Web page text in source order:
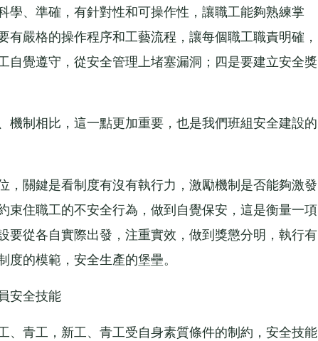
、準確，有針對性和可操作性，讓職工能夠熟練掌
嚴格的操作程序和工藝流程，讓每個職工職責明確，
自覺遵守，從安全管理上堵塞漏洞；四是要建立安全獎
制相比，這一點更加重要，也是我們班組安全建設的
關鍵是看制度有沒有執行力，激勵機制是否能夠激發
束住職工的不安全行為，做到自覺保安，這是衡量一項
要從各自實際出發，注重實效，做到獎懲分明，執行有
的模範，安全生產的堡壘。
安全技能
青工，新工、青工受自身素質條件的制約，安全技能